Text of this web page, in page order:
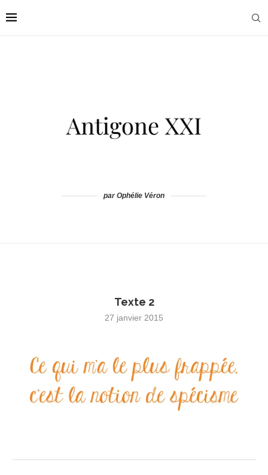
par Ophélie Véron
Texte 2
27 janvier 2015